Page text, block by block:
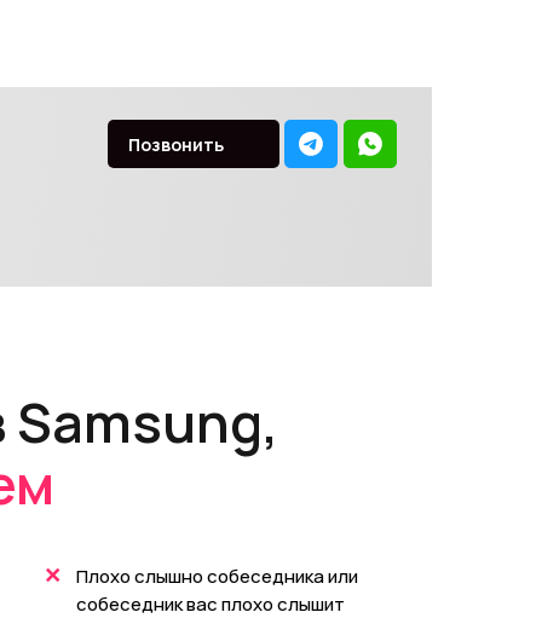
Позвонить
+Плохо слышно собеседника или
собеседник вас плохо слышит